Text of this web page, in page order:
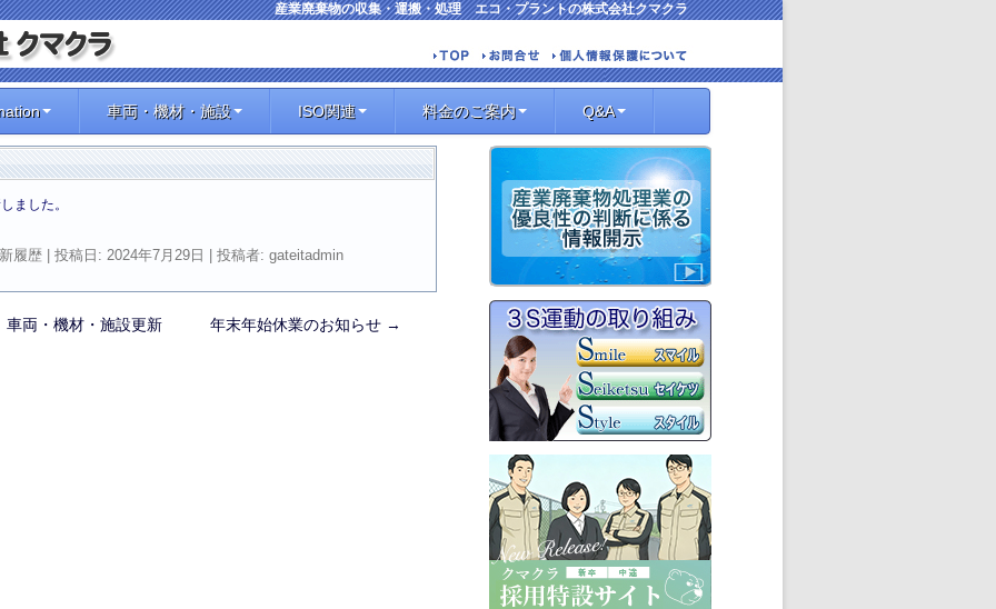
産業廃棄物の収集・運搬・処理 エコ・プラントの株式会社クマクラ
車両・機材・施設 ISO関連 料金のご案内 Q&A
ました。
履歴 | 投稿日:2024年7月29日 |投稿者:gateitadmin
両・機材・施設更新 年末年始休業のお知らせ →